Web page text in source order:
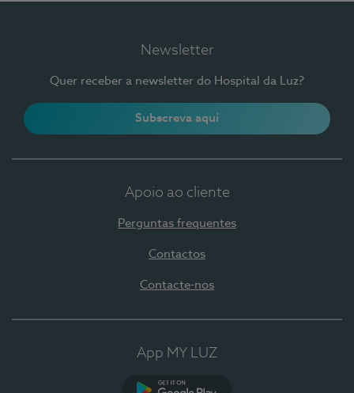
Newsletter
Quer receber a newsletter do Hospital da Luz?
Subscreva aqui
Apoio ao cliente
Perguntas frequentes
Contactos
Contacte-nos
App MY LUZ